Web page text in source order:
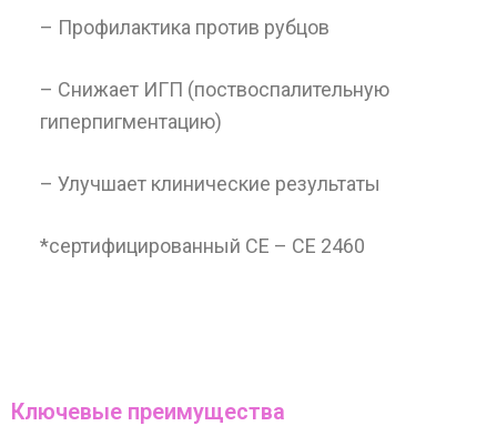
– Профилактика против рубцов
– Снижает ИГП (поствоспалительную
гиперпигментацию)
– Улучшает клинические результаты
*сертифицированный CE – CE 2460
Ключевые преимущества